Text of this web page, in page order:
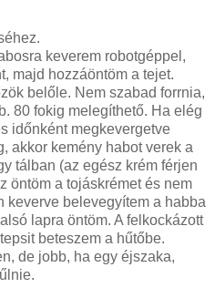
keverem robotgéppel,
majd hozzáöntöm a tejet.
belőle. Nem szabad forrnia,
80 fokig melegíthető. Ha elég
időnként megkevergetve
akkor kemény habot verek a
tálban (az egész krém férjen
öntöm a tojáskrémet és nem
keverve belevegyítem a habba
lapra öntöm. A felkockázott
beteszem a hűtőbe.
de jobb, ha egy éjszaka,